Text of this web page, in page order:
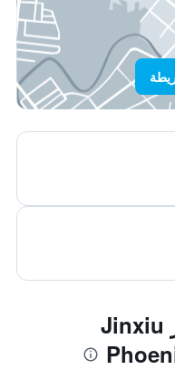
الأسئلة الشائعة عند حجز Jinxiu